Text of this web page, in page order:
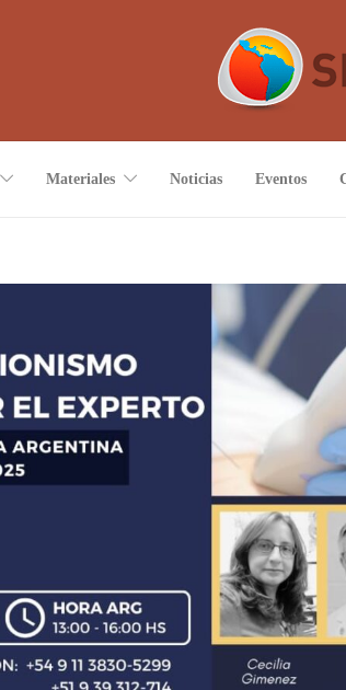
Materiales Noticias Eventos